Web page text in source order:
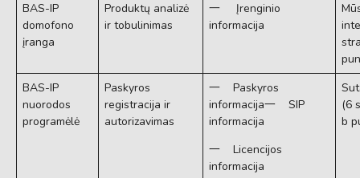
BAS-IP
domofono
įranga
Produktų analizė
ir tobulinimas
一 Įrenginio
informacija
BAS-IP
nuorodos
programėlė
Paskyros
registracija ir
autorizavimas
一 Paskyros
informacija一 SIP
informacija
一 Licencijos
informacija
(6
b